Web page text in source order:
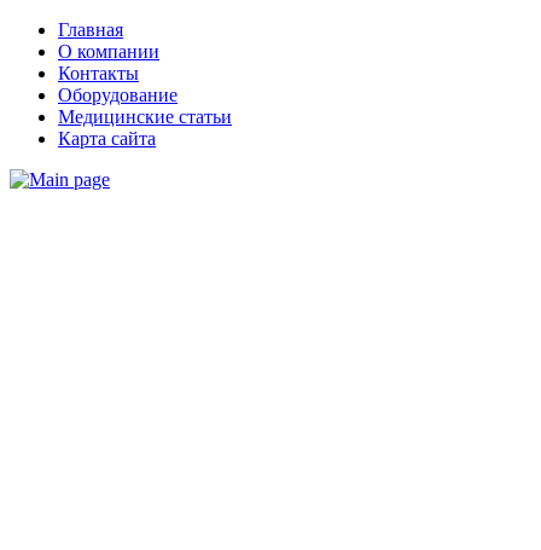
Главная
О компании
Контакты
Оборудование
Медицинские статьи
Карта сайта